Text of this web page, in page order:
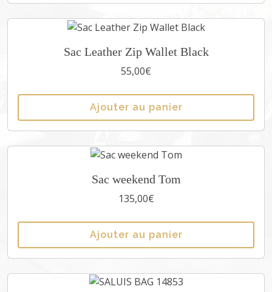
Sac Leather Zip Wallet Black
55,00€
Ajouter au panier
Sac weekend Tom
135,00€
Ajouter au panier